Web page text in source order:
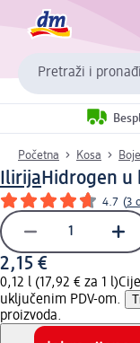
Pretraži i pronađi
Početna Kosa
Ilirija Hidrogen u
4.7 (3
2,15 €
0,12 l (17,92 € za 1 l)
uključenim PDV-om.
proizvoda.